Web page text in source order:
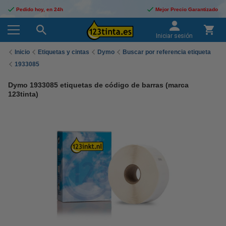
Pedido hoy, en 24h Mejor Precio Garantizado
Iniciar sesión
Inicio Etiquetas y cintas Dymo
Buscar por referencia etiqueta
1933085
Dymo 1933085 etiquetas de código de barras (marca
123tinta)